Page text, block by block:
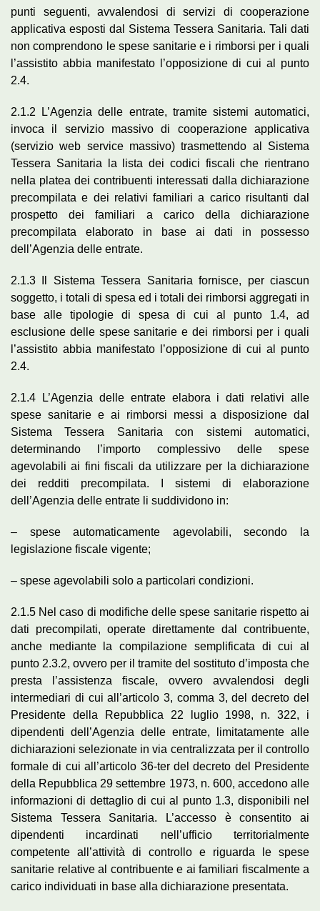
punti seguenti, avvalendosi di servizi di cooperazione
applicativa esposti dal Sistema Tessera Sanitaria. Tali dati
non comprendono le spese sanitarie e i rimborsi per i quali
l’assistito abbia manifestato l’opposizione di cui al punto
2.4.
2.1.2 L’Agenzia delle entrate, tramite sistemi automatici,
invoca il servizio massivo di cooperazione applicativa
(servizio web service massivo) trasmettendo al Sistema
Tessera Sanitaria la lista dei codici fiscali che rientrano
nella platea dei contribuenti interessati dalla dichiarazione
precompilata e dei relativi familiari a carico risultanti dal
prospetto dei familiari a carico della dichiarazione
precompilata elaborato in base ai dati in possesso
dell’Agenzia delle entrate.
2.1.3 Il Sistema Tessera Sanitaria fornisce, per ciascun
soggetto, i totali di spesa ed i totali dei rimborsi aggregati in
base alle tipologie di spesa di cui al punto 1.4, ad
esclusione delle spese sanitarie e dei rimborsi per i quali
l’assistito abbia manifestato l’opposizione di cui al punto
2.4.
2.1.4 L’Agenzia delle entrate elabora i dati relativi alle
spese sanitarie e ai rimborsi messi a disposizione dal
Sistema Tessera Sanitaria con sistemi automatici,
determinando l’importo complessivo delle spese
agevolabili ai fini fiscali da utilizzare per la dichiarazione
dei redditi precompilata. I sistemi di elaborazione
dell’Agenzia delle entrate li suddividono in:
– spese automaticamente agevolabili, secondo la
legislazione fiscale vigente;
– spese agevolabili solo a particolari condizioni.
2.1.5 Nel caso di modifiche delle spese sanitarie rispetto ai
dati precompilati, operate direttamente dal contribuente,
anche mediante la compilazione semplificata di cui al
punto 2.3.2, ovvero per il tramite del sostituto d’imposta che
presta l’assistenza fiscale, ovvero avvalendosi degli
intermediari di cui all’articolo 3, comma 3, del decreto del
Presidente della Repubblica 22 luglio 1998, n. 322, i
dipendenti dell’Agenzia delle entrate, limitatamente alle
dichiarazioni selezionate in via centralizzata per il controllo
formale di cui all’articolo 36-ter del decreto del Presidente
della Repubblica 29 settembre 1973, n. 600, accedono alle
informazioni di dettaglio di cui al punto 1.3, disponibili nel
Sistema Tessera Sanitaria. L’accesso è consentito ai
dipendenti incardinati nell’ufficio territorialmente
competente all’attività di controllo e riguarda le spese
sanitarie relative al contribuente e ai familiari fiscalmente a
carico individuati in base alla dichiarazione presentata.